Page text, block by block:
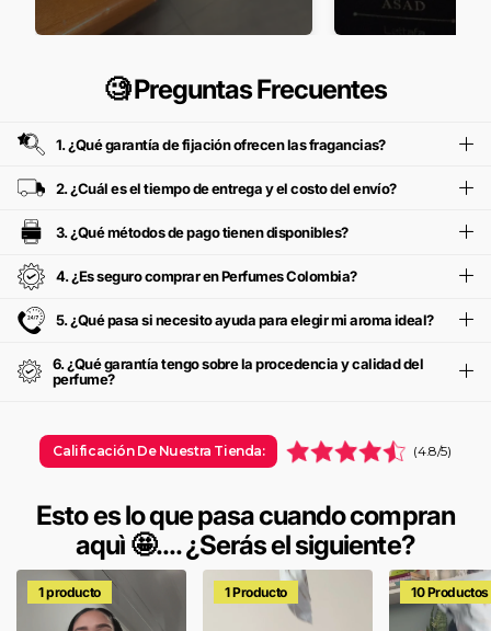
🧐 Preguntas Frecuentes
1. ¿Qué garantía de fijación ofrecen las fragancias?
2. ¿Cuál es el tiempo de entrega y el costo del envío?
3. ¿Qué métodos de pago tienen disponibles?
4. ¿Es seguro comprar en Perfumes Colombia?
5. ¿Qué pasa si necesito ayuda para elegir mi aroma ideal?
6. ¿Qué garantía tengo sobre la procedencia y calidad del
perfume?
Calificación De Nuestra Tienda: (4.8/5)
Esto es lo que pasa cuando compran
aquì 🤩.... ¿Serás el siguiente?
1 producto 1 Producto 10 Productos